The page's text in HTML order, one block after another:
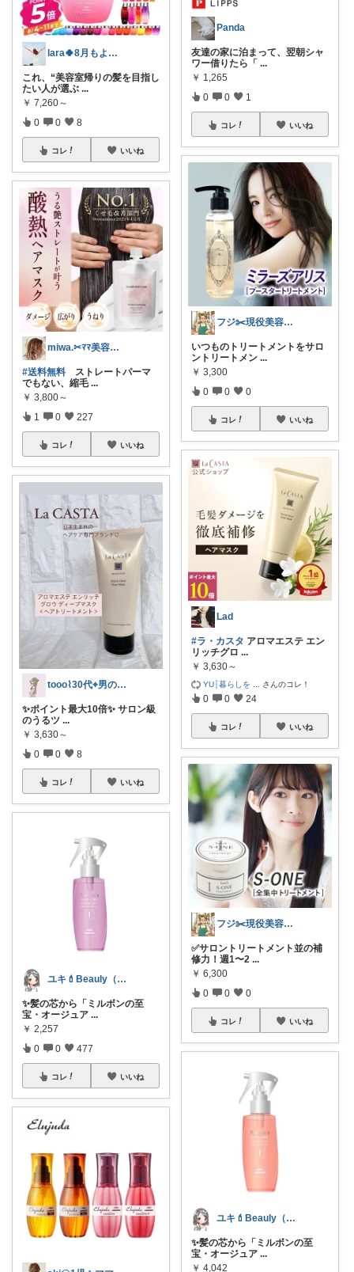
lara🍀8月もよろしく😊✨
これ、“美容室帰りの髪を目指し
たい人が選ぶ ...
￥ 7,260～
0 0 8
コレ いいね
miwa.✂︎ﾏﾏ美容師💎
#送料無料 ストレートパーマ
でもない、縮毛 ...
￥ 3,800～
1 0 227
コレ いいね
tooo⌇30代⌖男の子のママ👦🏻
✨ポイント最大10倍✨ サロン級
のうるツ ...
￥ 3,630～
0 0 8
コレ いいね
ユキ💄Beauly（ビュウリー）
✨髪の芯から「ミルボンの至
宝・オージュア ...
￥ 2,257
0 0 477
コレ いいね
Panda
友達の家に泊まって、翌朝シャ
ワー借りたら「 ...
￥ 1,265
0 0 1
コレ いいね
フジ✂️現役美容師のオススメヘアケア
いつものトリートメントをサロ
ントリートメン ...
￥ 3,300
0 0 0
コレ いいね
Lad
#ラ・カスタ アロマエステ エン
リッチグロ ...
￥ 3,630～
YU┆暮らしを さんのコレ！
0 0 24
コレ いいね
フジ✂️現役美容師のオススメヘアケア
✅サロントリートメント並の補
修力！週1〜2 ...
￥ 6,300
0 0 0
コレ いいね
ユキ💄Beauly（ビュウリー）
✨髪の芯から「ミルボンの至
宝・オージュア ...
￥ 4,042